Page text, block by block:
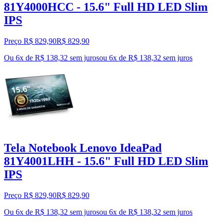
81Y4000HCC - 15.6" Full HD LED Slim
IPS
Preço R$ 829,90R$ 829,90
Ou 6x de R$ 138,32 sem jurosou 6x de R$ 138,32 sem juros
Tela Notebook Lenovo IdeaPad
81Y4001LHH - 15.6" Full HD LED Slim
IPS
Preço R$ 829,90R$ 829,90
Ou 6x de R$ 138,32 sem jurosou 6x de R$ 138,32 sem juros